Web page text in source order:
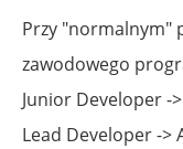
Przy "normalnym"
zawodowego
Junior Developer -
Lead Developer ->